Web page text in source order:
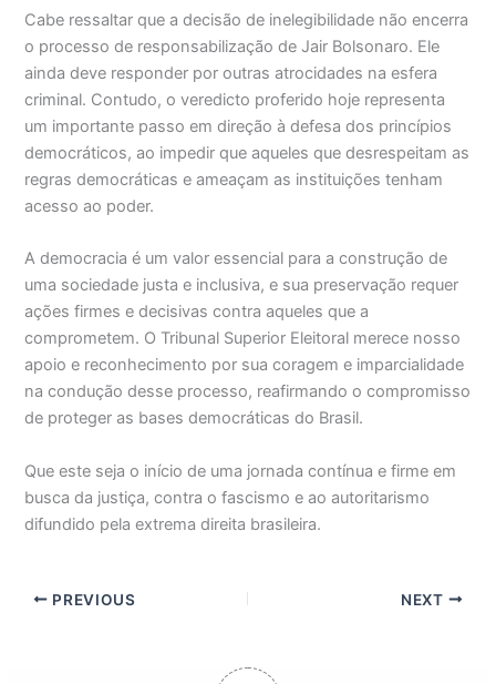
Cabe ressaltar que a decisão de inelegibilidade não encerra
o processo de responsabilização de Jair Bolsonaro. Ele
ainda deve responder por outras atrocidades na esfera
criminal. Contudo, o veredicto proferido hoje representa
um importante passo em direção à defesa dos princípios
democráticos, ao impedir que aqueles que desrespeitam as
regras democráticas e ameaçam as instituições tenham
acesso ao poder.
A democracia é um valor essencial para a construção de
uma sociedade justa e inclusiva, e sua preservação requer
ações firmes e decisivas contra aqueles que a
comprometem. O Tribunal Superior Eleitoral merece nosso
apoio e reconhecimento por sua coragem e imparcialidade
na condução desse processo, reafirmando o compromisso
de proteger as bases democráticas do Brasil.
Que este seja o início de uma jornada contínua e firme em
busca da justiça, contra o fascismo e ao autoritarismo
difundido pela extrema direita brasileira.
PREVIOUS NEXT